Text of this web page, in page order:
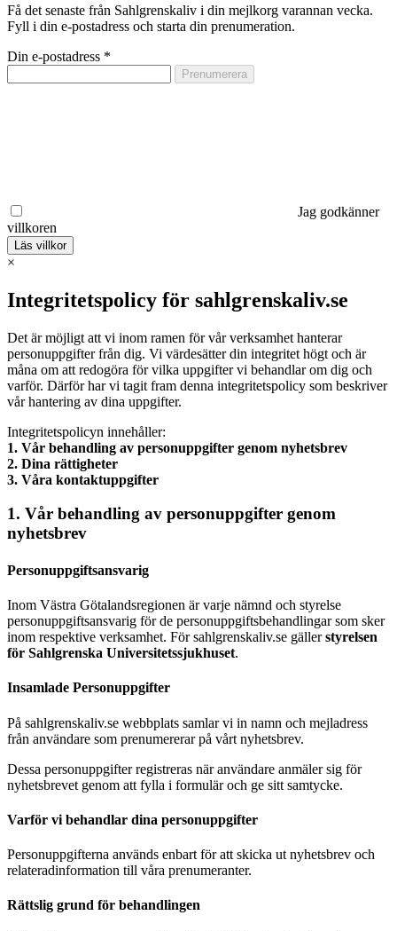
Få det senaste från Sahlgrenskaliv i din mejlkorg varannan vecka.
Fyll i din e-postadress och starta din prenumeration.
Din e-postadress *
Jag godkänner
villkoren
Läs villkor
×
Integritetspolicy för sahlgrenskaliv.se
Det är möjligt att vi inom ramen för vår verksamhet hanterar
personuppgifter från dig. Vi värdesätter din integritet högt och är
måna om att redogöra för vilka uppgifter vi behandlar om dig och
varför. Därför har vi tagit fram denna integritetspolicy som beskriver
vår hantering av dina uppgifter.
Integritetspolicyn innehåller:
1. Vår behandling av personuppgifter genom nyhetsbrev
2. Dina rättigheter
3. Våra kontaktuppgifter
1. Vår behandling av personuppgifter genom
nyhetsbrev
Personuppgiftsansvarig
Inom Västra Götalandsregionen är varje nämnd och styrelse
personuppgiftsansvarig för de personuppgiftsbehandlingar som sker
inom respektive verksamhet. För sahlgrenskaliv.se gällerstyrelsen
för Sahlgrenska Universitetssjukhuset.
Insamlade Personuppgifter
På sahlgrenskaliv.se webbplats samlar vi in namn och mejladress
från användare som prenumererar på vårt nyhetsbrev.
Dessa personuppgifter registreras när användare anmäler sig för
nyhetsbrevet genom att fylla i formulär och ge sitt samtycke.
Varför vi behandlar dina personuppgifter
Personuppgifterna används enbart för att skicka ut nyhetsbrev och
relateradinformation till våra prenumeranter.
Rättslig grund för behandlingen